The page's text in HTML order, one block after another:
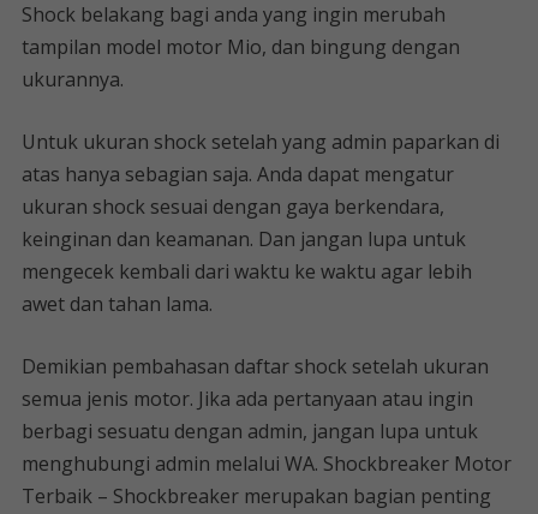
Shock belakang bagi anda yang ingin merubah
tampilan model motor Mio, dan bingung dengan
ukurannya.
Untuk ukuran shock setelah yang admin paparkan di
atas hanya sebagian saja. Anda dapat mengatur
ukuran shock sesuai dengan gaya berkendara,
keinginan dan keamanan. Dan jangan lupa untuk
mengecek kembali dari waktu ke waktu agar lebih
awet dan tahan lama.
Demikian pembahasan daftar shock setelah ukuran
semua jenis motor. Jika ada pertanyaan atau ingin
berbagi sesuatu dengan admin, jangan lupa untuk
menghubungi admin melalui WA. Shockbreaker Motor
Terbaik – Shockbreaker merupakan bagian penting